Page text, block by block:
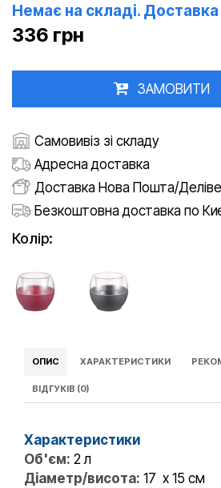
Немає на складі.
336 грн
ЗАМОВИТИ
Самовивіз зі складу
Адресна доставка
Доставка Нова Пошта/
Безкоштовна доставка по
Колір:
ОПИС ХАРАКТЕРИСТИКИ
ВІДГУКІВ (0)
Характеристики
Об'єм: 2 л
Діаметр/висота: 17 х 15 см